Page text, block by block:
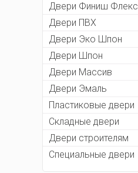
Двери Финиш Флекс
Двери ПВХ
Двери Эко Шпон
Двери Шпон
Двери Массив
Двери Эмаль
Пластиковые двери
Складные двери
Двери строителям
Специальные двери